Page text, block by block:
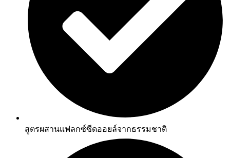
สูตรผสานแฟลกซ์ซีดออยล์จากธรรมชาติ